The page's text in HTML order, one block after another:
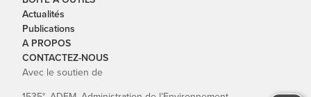
Actualités
Publications
A PROPOS
CONTACTEZ-NOUS
Avec le soutien de